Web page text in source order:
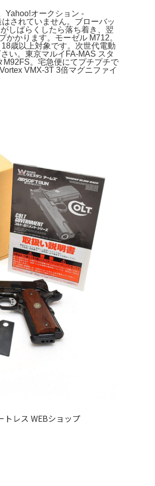
Yahoo!オークション -
されていません。ブローバッ
しばらくしたら落ち着き、翌
かります。モーゼル M712。
歳以上対象です。次世代電動
い。東京マルイFA-MAS スタ
。宅急便にてプチプチで
VMX-3T 3倍マグニファイ